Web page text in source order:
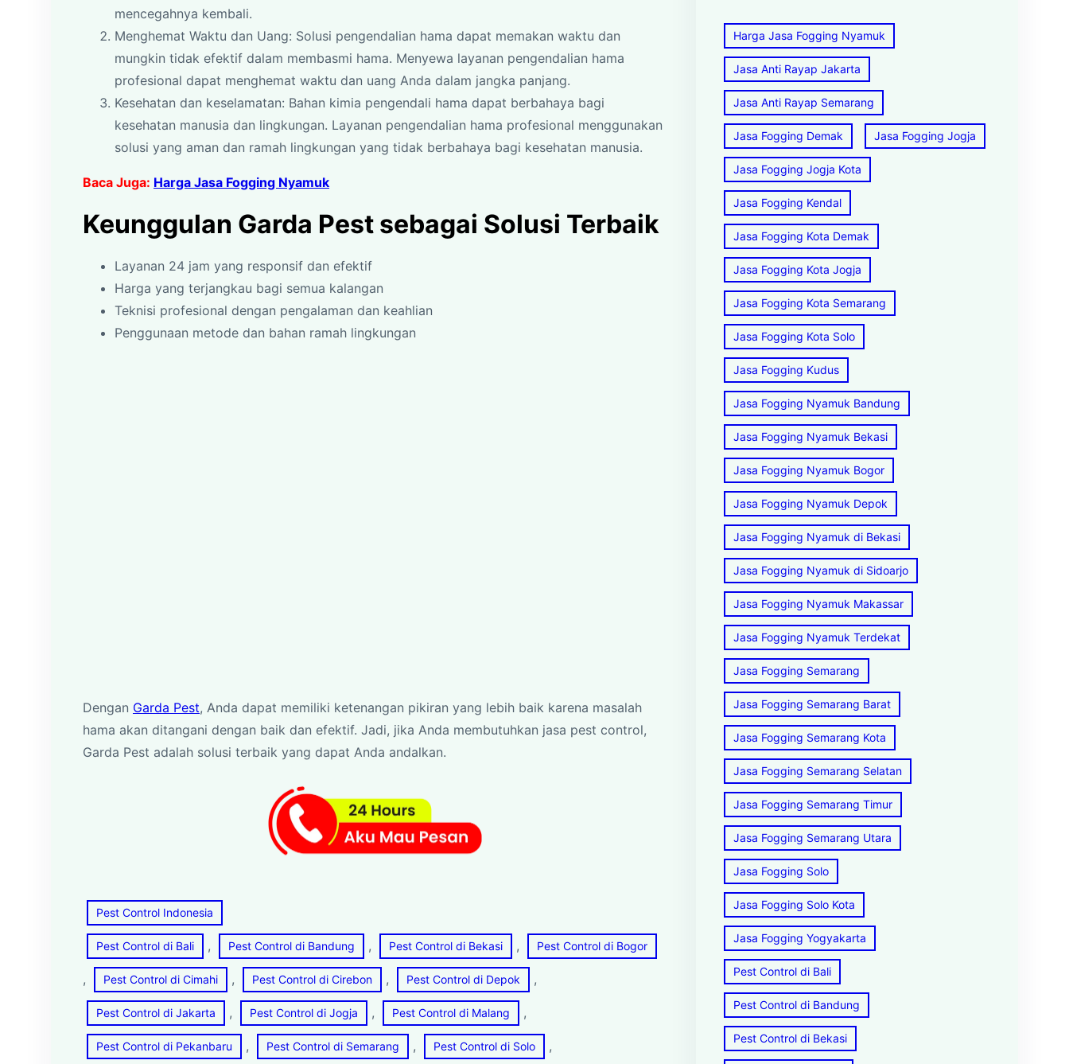
mencegahnya kembali.
Menghemat Waktu dan Uang: Solusi pengendalian hama dapat memakan waktu dan
mungkin tidak efektif dalam membasmi hama. Menyewa layanan pengendalian hama
profesional dapat menghemat waktu dan uang Anda dalam jangka panjang.
Kesehatan dan keselamatan: Bahan kimia pengendali hama dapat berbahaya bagi
kesehatan manusia dan lingkungan. Layanan pengendalian hama profesional menggunakan
solusi yang aman dan ramah lingkungan yang tidak berbahaya bagi kesehatan manusia.
Baca Juga: Harga Jasa Fogging Nyamuk
Keunggulan Garda Pest sebagai Solusi Terbaik
Layanan 24 jam yang responsif dan efektif
Harga yang terjangkau bagi semua kalangan
Teknisi profesional dengan pengalaman dan keahlian
Penggunaan metode dan bahan ramah lingkungan
Dengan Garda Pest, Anda dapat memiliki ketenangan pikiran yang lebih baik karena masalah
hama akan ditangani dengan baik dan efektif. Jadi, jika Anda membutuhkan jasa pest control,
Garda Pest adalah solusi terbaik yang dapat Anda andalkan.
Pest Control Indonesia
Pest Control di Bali , Pest Control di Bandung , Pest Control di Bekasi , Pest Control di Bogor
, Pest Control di Cimahi , Pest Control di Cirebon , Pest Control di Depok ,
Pest Control di Jakarta , Pest Control di Jogja , Pest Control di Malang ,
Pest Control di Pekanbaru , Pest Control di Semarang , Pest Control di Solo ,
Harga Jasa Fogging Nyamuk
Jasa Anti Rayap Jakarta
Jasa Anti Rayap Semarang
Jasa Fogging Demak Jasa Fogging Jogja
Jasa Fogging Jogja Kota
Jasa Fogging Kendal
Jasa Fogging Kota Demak
Jasa Fogging Kota Jogja
Jasa Fogging Kota Semarang
Jasa Fogging Kota Solo
Jasa Fogging Kudus
Jasa Fogging Nyamuk Bandung
Jasa Fogging Nyamuk Bekasi
Jasa Fogging Nyamuk Bogor
Jasa Fogging Nyamuk Depok
Jasa Fogging Nyamuk di Bekasi
Jasa Fogging Nyamuk di Sidoarjo
Jasa Fogging Nyamuk Makassar
Jasa Fogging Nyamuk Terdekat
Jasa Fogging Semarang
Jasa Fogging Semarang Barat
Jasa Fogging Semarang Kota
Jasa Fogging Semarang Selatan
Jasa Fogging Semarang Timur
Jasa Fogging Semarang Utara
Jasa Fogging Solo
Jasa Fogging Solo Kota
Jasa Fogging Yogyakarta
Pest Control di Bali
Pest Control di Bandung
Pest Control di Bekasi